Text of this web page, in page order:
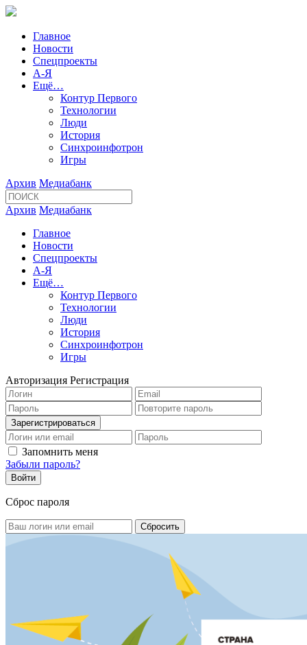
Главное
Новости
Спецпроекты
А-Я
Ещё…
Контур Первого
Технологии
Люди
История
Синхроинфотрон
Игры
Архив Медиабанк
Архив Медиабанк
Главное
Новости
Спецпроекты
А-Я
Ещё…
Контур Первого
Технологии
Люди
История
Синхроинфотрон
Игры
Авторизация Регистрация
Запомнить меня
Забыли пароль?
Сброс пароля